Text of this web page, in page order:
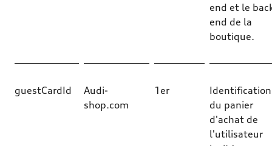
end et le
end de la
boutique.
guestCardId
Audi-
shop.com
1er
Identification
du panier
d'achat de
l'utilisateur